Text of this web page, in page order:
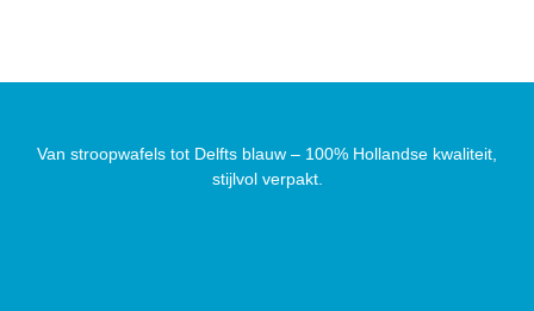
Van stroopwafels tot Delfts blauw – 100% Hollandse kwaliteit,
stijlvol verpakt.